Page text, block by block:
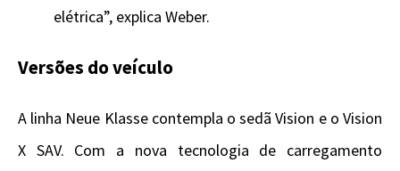
elétrica”, explica Weber.
Versões do veículo
A linha Neue Klasse contempla o sedã Vision e o Vision
X SAV. Com a nova tecnologia de carregamento